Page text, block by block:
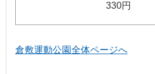
330円
倉敷運動公園全体ページへ